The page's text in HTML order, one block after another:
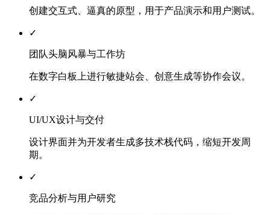
创建交互式、逼真的原型，用于产品演示和用户测试。
✓
团队头脑风暴与工作坊
在数字白板上进行敏捷站会、创意生成等协作会议。
✓
UI/UX设计与交付
设计界面并为开发者生成多技术栈代码，缩短开发周
期。
✓
竞品分析与用户研究